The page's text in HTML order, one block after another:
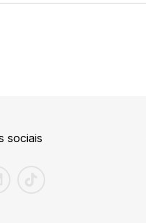
sociais